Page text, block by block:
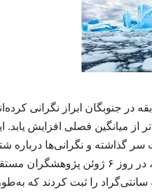
در جنوبگان ابراز نگرانی
۲۰ درجه سانتی‌گراد بالاتر از میانگین
گذاشته و نگرانی‌ها درباره
اقلیمی را افزایش داده است. بر اساس گزارش
بخش قاره جنوبگان، دمایی معادل ۱۵٫۴ درجه سانتی‌گراد